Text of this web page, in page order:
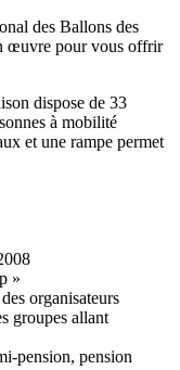
des Ballons des
œuvre pour vous offrir
dispose de 33
à mobilité
et une rampe permet
»
organisateurs
groupes allant
pension, pension